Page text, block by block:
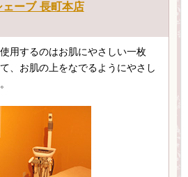
ーブ 長町本店
用するのはお肌にやさしい一枚
、お肌の上をなでるようにやさし